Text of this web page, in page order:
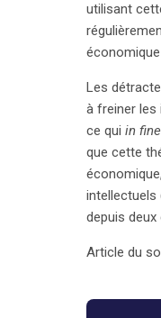
utilisant
Les
à freiner les
ce qui in fine
que cette
intellectuels
depuis deux
Article du